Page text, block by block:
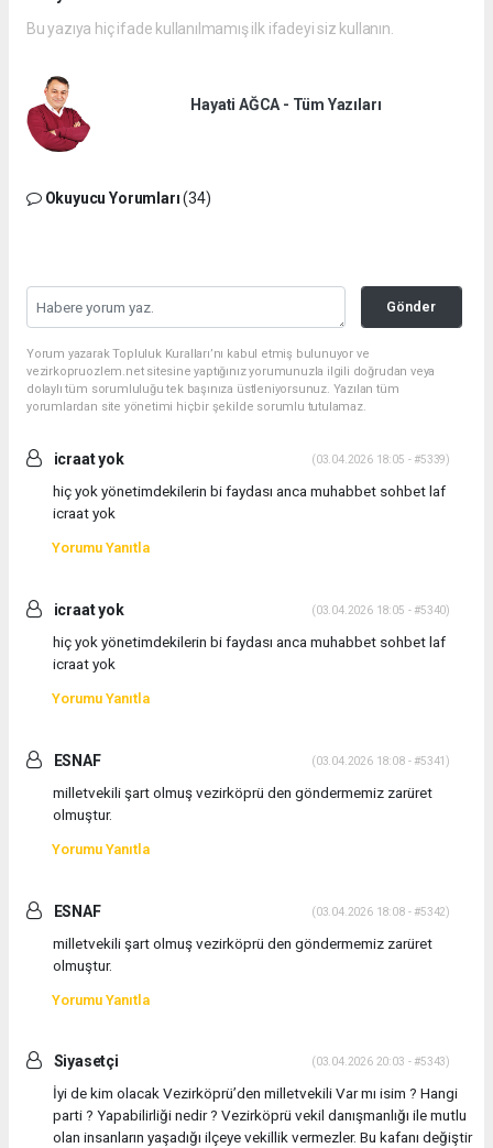
Bu yazıya hiç ifade kullanılmamış ilk ifadeyi siz kullanın.
Hayati AĞCA - Tüm Yazıları
Okuyucu Yorumları(34)
Gönder
Yorum yazarak Topluluk Kuralları’nı kabul etmiş bulunuyor ve
vezirkopruozlem.net sitesine yaptığınız yorumunuzla ilgili doğrudan veya
dolaylı tüm sorumluluğu tek başınıza üstleniyorsunuz. Yazılan tüm
yorumlardan site yönetimi hiçbir şekilde sorumlu tutulamaz.
icraat yok (03.04.2026 18:05 - #5339)
hiç yok yönetimdekilerin bi faydası anca muhabbet sohbet laf
icraat yok
Yorumu Yanıtla
icraat yok (03.04.2026 18:05 - #5340)
hiç yok yönetimdekilerin bi faydası anca muhabbet sohbet laf
icraat yok
Yorumu Yanıtla
ESNAF (03.04.2026 18:08 - #5341)
milletvekili şart olmuş vezirköprü den göndermemiz zarüret
olmuştur.
Yorumu Yanıtla
ESNAF (03.04.2026 18:08 - #5342)
milletvekili şart olmuş vezirköprü den göndermemiz zarüret
olmuştur.
Yorumu Yanıtla
Siyasetçi (03.04.2026 20:03 - #5343)
İyi de kim olacak Vezirköprü’den milletvekili Var mı isim ? Hangi
parti ? Yapabilirliği nedir ? Vezirköprü vekil danışmanlığı ile mutlu
olan insanların yaşadığı ilçeye vekillik vermezler. Bu kafanı değiştir